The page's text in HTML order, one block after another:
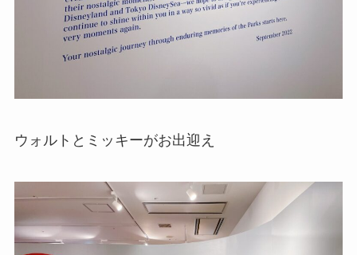
ウォルトとミッキーがお出迎え